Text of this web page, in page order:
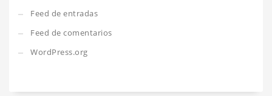
Feed de entradas
Feed de comentarios
WordPress.org